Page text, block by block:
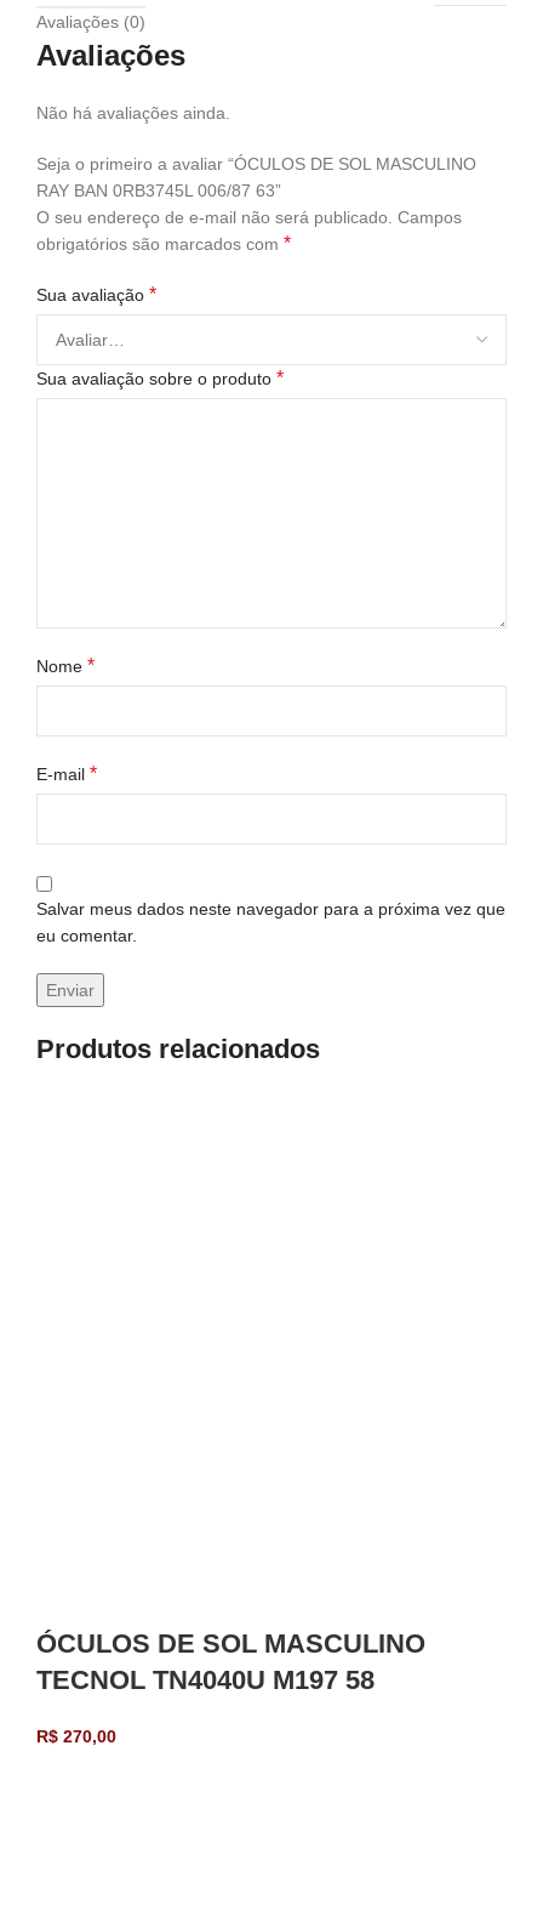
Avaliações (0)
Avaliações
Não há avaliações ainda.
Seja o primeiro a avaliar “ÓCULOS DE SOL MASCULINO
RAY BAN 0RB3745L 006/87 63”
O seu endereço de e-mail não será publicado. Campos
obrigatórios são marcados com *
Sua avaliação *
Sua avaliação sobre o produto *
Nome *
E-mail *
Salvar meus dados neste navegador para a próxima vez que
eu comentar.
Produtos relacionados
ÓCULOS DE SOL MASCULINO
TECNOL TN4040U M197 58
R$ 270,00